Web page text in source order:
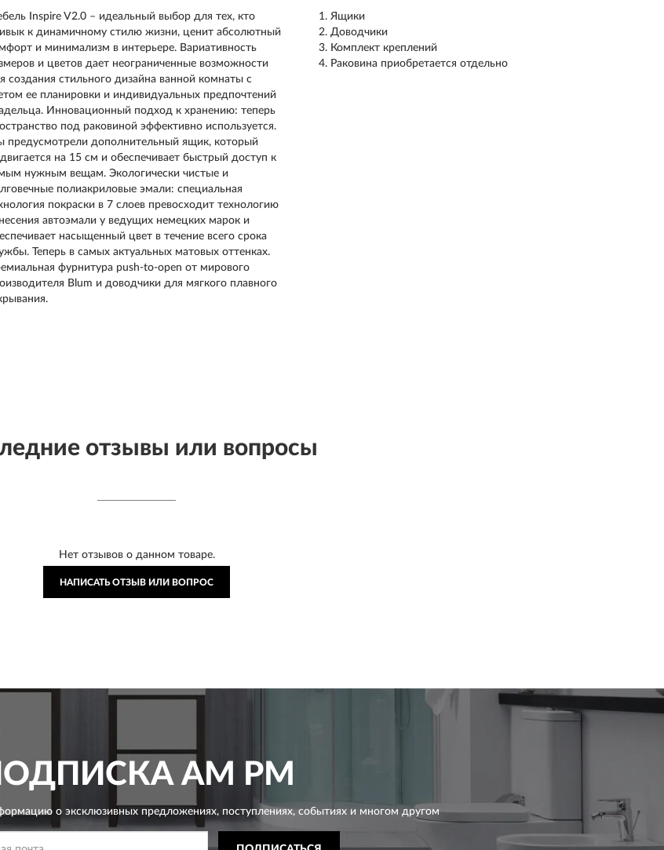
Ящики
Доводчики
Комплект креплений
Раковина приобретается отдельно
Inspire V2.0 – идеальный выбор для тех, кто
к динамичному стилю жизни, ценит абсолютный
и минимализм в интерьере. Вариативность
и цветов дает неограниченные возможности
создания стильного дизайна ванной комнаты с
ее планировки и индивидуальных предпочтений
Инновационный подход к хранению: теперь
под раковиной эффективно используется.
предусмотрели дополнительный ящик, который
на 15 см и обеспечивает быстрый доступ к
нужным вещам. Экологически чистые и
полиакриловые эмали: специальная
покраски в 7 слоев превосходит технологию
автоэмали у ведущих немецких марок и
насыщенный цвет в течение всего срока
Теперь в самых актуальных матовых оттенках.
фурнитура push-to-open от мирового
Blum и доводчики для мягкого плавного
отзывы или вопросы
Нет отзывов о данном товаре.
НАПИСАТЬ ОТЗЫВ ИЛИ ВОПРОС
AM PM
о эксклюзивных предложениях,поступлениях, событиях и многом другом